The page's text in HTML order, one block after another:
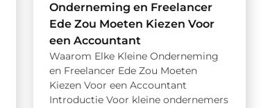
Onderneming en Freelancer
Ede Zou Moeten Kiezen Voor
een Accountant
Waarom Elke Kleine Onderneming
en Freelancer Ede Zou Moeten
Kiezen Voor een Accountant
Introductie Voor kleine ondernemers